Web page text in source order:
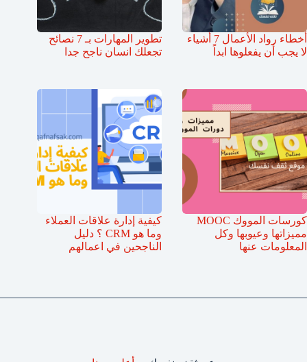
أخطاء رواد الأعمال 7 أشياء
لا يجب أن يفعلوها ابداً
تطوير المهارات بـ 7 نصائح
تجعلك انسان ناجح جدا
كورسات المووك MOOC
مميزاتها وعيوبها وكل
المعلومات عنها
كيفية إدارة علاقات العملاء
وما هو CRM ؟ دليل
الناجحين في اعمالهم